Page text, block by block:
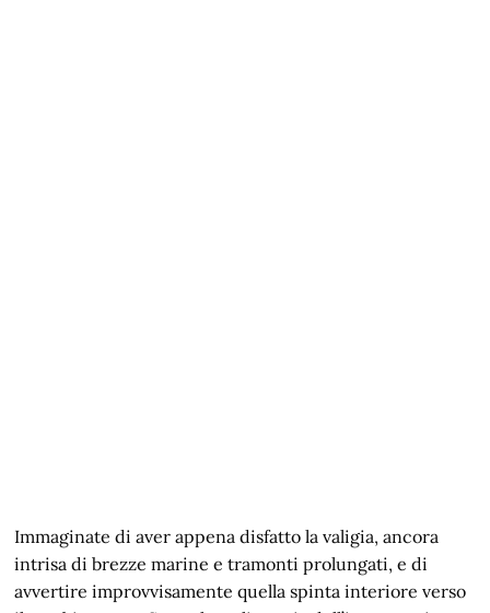
Immaginate di aver appena disfatto la valigia, ancora
intrisa di brezze marine e tramonti prolungati, e di
avvertire improvvisamente quella spinta interiore verso